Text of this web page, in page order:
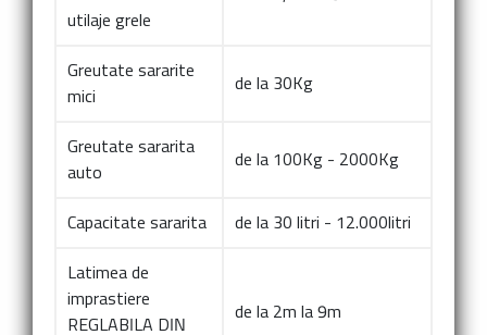
utilaje grele
Greutate sararite
mici
de la 30Kg
Greutate sararita
auto
de la 100Kg - 2000Kg
Capacitate sararita de la 30 litri - 12.000litri
Latimea de
imprastiere
REGLABILA DIN
de la 2m la 9m